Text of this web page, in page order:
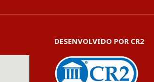
DESENVOLVIDO POR CR2